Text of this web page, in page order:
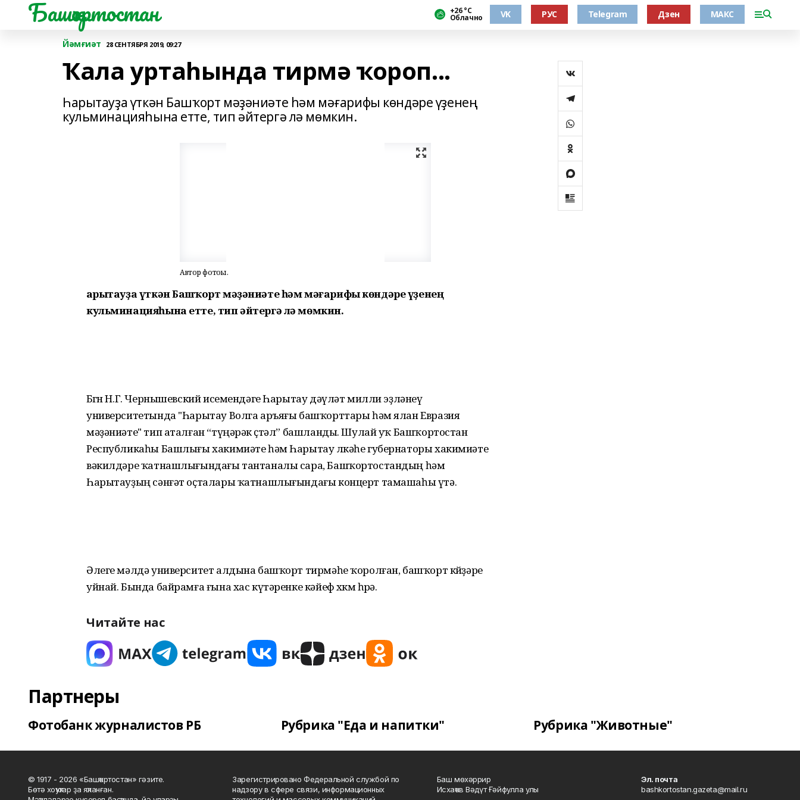
Башҡортостан +26 °С
Облачно VK РУС Telegram Дзен МАКС
Йәмғиәт 28 СЕНТЯБРЯ 2019, 09:27
Ҡала уртаһында тирмә ҡороп...
Һарытауҙа үткән Башҡорт мәҙәниәте һәм мәғарифы көндәре үҙенең
кульминацияһына етте, тип әйтергә лә мөмкин.
Автор фотоһы.
Һарытауҙа үткән Башҡорт мәҙәниәте һәм мәғарифы көндәре үҙенең
кульминацияһына етте, тип әйтергә лә мөмкин.
Бөгөн Н.Г. Чернышевский исемендәге Һарытау дәүләт милли эҙләнеү
университетында "Һарытау Волга аръяғы башҡорттары һәм ялан Евразия
мәҙәниәте" тип аталған “түңәрәк өҫтәл” башланды. Шулай уҡ Башҡортостан
Республикаһы Башлығы хакимиәте һәм Һарытау өлкәһе губернаторы хакимиәте
вәкилдәре ҡатнашлығындағы тантаналы сара, Башҡортостандың һәм
Һарытауҙың сәнғәт оҫталары ҡатнашлығындағы концерт тамашаһы үтә.
Әлеге мәлдә университет алдына башҡорт тирмәһе ҡоролған, башҡорт көйҙәре
уйнай. Бында байрамға ғына хас күтәренке кәйеф хөкөм һөрә.
Читайте нас
Партнеры
Фотобанк журналистов РБ Рубрика "Еда и напитки" Рубрика "Животные"
© 1917 - 2026 «Башҡортостан» гәзите.
Бөтә хоҡуҡтар ҙа яҡланған.
Зарегистрировано Федеральной службой по
надзору в сфере связи, информационных
Баш мөхәррир
Исхаҡов Вәдүт Ғәйфулла улы
Эл. почта
bashkortostan.gazeta@mail.ru